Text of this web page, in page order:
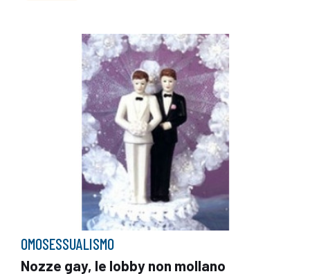
OMOSESSUALISMO
Nozze gay, le lobby non mollano